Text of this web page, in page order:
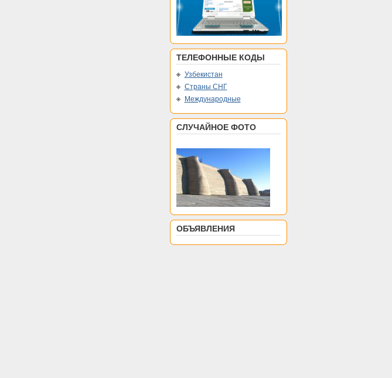
ТЕЛЕФОННЫЕ КОДЫ
Узбекистан
Страны СНГ
Международные
СЛУЧАЙНОЕ ФОТО
ОБЪЯВЛЕНИЯ